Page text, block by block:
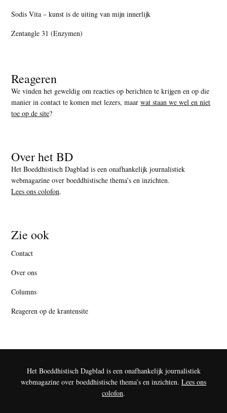
Sodis Vita – kunst is de uiting van mijn innerlijk
Zentangle 31 (Enzymen)
Reageren
We vinden het geweldig om reacties op berichten te krijgen en op die
manier in contact te komen met lezers, maarwat staan we wel en niet
toe op de site?
Over het BD
Het Boeddhistisch Dagblad is een onafhankelijk journalistiek
webmagazine over boeddhistische thema’s en inzichten.
Lees ons colofon.
Zie ook
Contact
Over ons
Columns
Reageren op de krantensite
Het Boeddhistisch Dagblad is een onafhankelijk journalistiek
webmagazine over boeddhistische thema’s en inzichten. Lees ons
colofon.